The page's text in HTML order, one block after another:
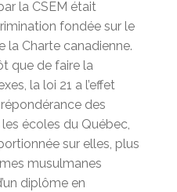
la CSEM était
fondée sur le
la Charte canadienne.
que de faire la
la loi 21 a l’effet
des
écoles du Québec,
sur elles, plus
musulmanes
diplôme en